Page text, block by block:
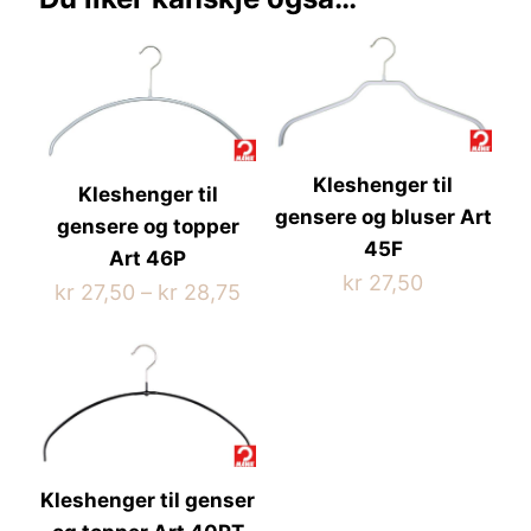
Kleshenger til
gensere og topper
Art 46P
kr 27,50 – kr 28,75 Prisområde:
produktet
har
Alternativene
kan
Kleshenger til
gensere og bluser Art
45F
kr 27,50
Kleshenger til genser